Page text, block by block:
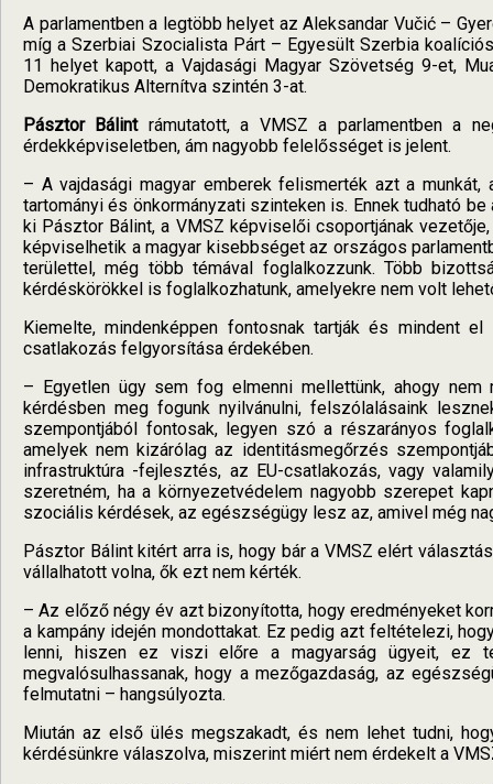
A parlamentben a legtöbb helyet az Aleksandar Vučić –
míg a Szerbiai Szocialista Párt – Egyesült Szerbia
11 helyet kapott, a Vajdasági Magyar Szövetség 9-et,
Demokratikus Alternítva szintén 3-at.
Pásztor Bálintrámutatott, a VMSZ a parlamentben a
érdekképviseletben, ám nagyobb felelősséget is jelent.
– A vajdasági magyar emberek felismerték azt a
tartományi és önkormányzati szinteken is. Ennek tudható
ki Pásztor Bálint, a VMSZ képviselői csoportjának
képviselhetik a magyar kisebbséget az országos
területtel, még több témával foglalkozzunk. Több
kérdéskörökkel is foglalkozhatunk, amelyekre nem volt
Kiemelte, mindenképpen fontosnak tartják és mindent
csatlakozás felgyorsítása érdekében.
– Egyetlen ügy sem fog elmenni mellettünk, ahogy nem
kérdésben meg fogunk nyilvánulni, felszólalásaink
szempontjából fontosak, legyen szó a részarányos
amelyek nem kizárólag az identitásmegőrzés
infrastruktúra -fejlesztés, az EU-csatlakozás, vagy
szeretném, ha a környezetvédelem nagyobb szerepet
szociális kérdések, az egészségügy lesz az, amivel még
Pásztor Bálint kitért arra is, hogy bár a VMSZ elért
vállalhatott volna, ők ezt nem kérték.
– Az előző négy év azt bizonyította, hogy eredményeket
a kampány idején mondottakat. Ez pedig azt feltételezi,
lenni, hiszen ez viszi előre a magyarság ügyeit, ez
megvalósulhassanak, hogy a mezőgazdaság, az
felmutatni – hangsúlyozta.
Miután az első ülés megszakadt, és nem lehet tudni,
kérdésünkre válaszolva, miszerint miért nem érdekelt a